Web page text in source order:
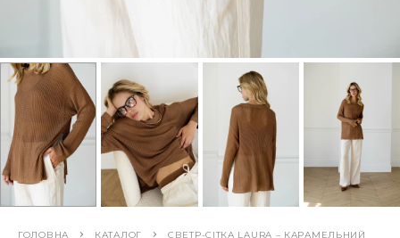
ГОЛОВНА КАТАЛОГ СВЕТР-СІТКА LAURA – КАРАМЕЛЬНИЙ